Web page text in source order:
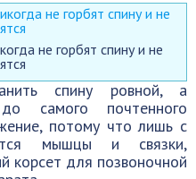
не горбят спину и не
спину ровной, а
самого почтенного
потому что лишь с
мышцы и связки,
корсет для позвоночной